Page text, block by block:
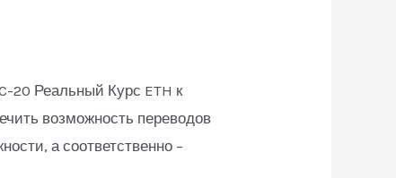
20 Реальный Курс ETH к
возможность переводов
а соответственно –